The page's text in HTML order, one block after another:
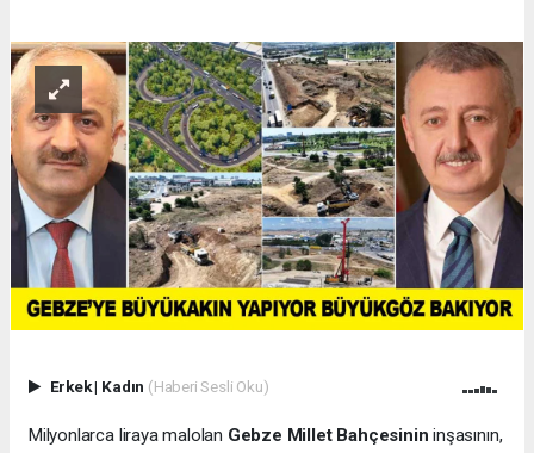
Erkek| Kadın (Haberi Sesli Oku)
Milyonlarca liraya malolan Gebze Millet Bahçesinin inşasının,